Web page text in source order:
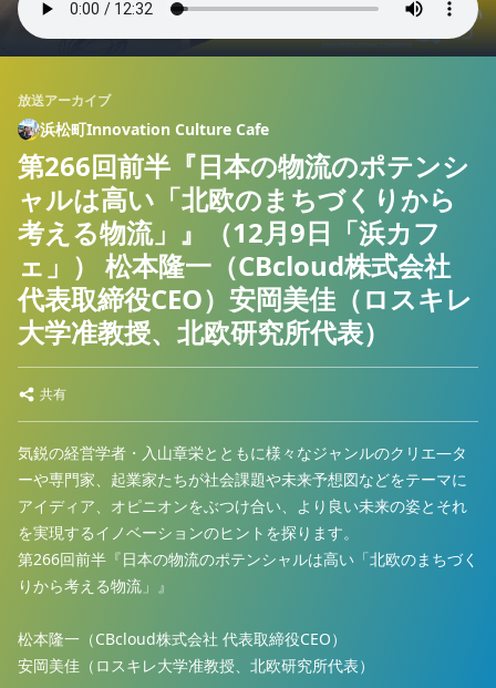
放送アーカイブ
浜松町Innovation Culture Cafe
第266回前半『日本の物流のポテンシ
ャルは高い「北欧のまちづくりから
考える物流」』（12月9日「浜カフ
ェ」） 松本隆一（CBcloud株式会社
代表取締役CEO）安岡美佳（ロスキレ
大学准教授、北欧研究所代表）
共有
気鋭の経営学者・入山章栄とともに様々なジャンルのクリエ―タ
ーや専門家、起業家たちが社会課題や未来予想図などをテーマに
アイディア、オピニオンをぶつけ合い、より良い未来の姿とそれ
を実現するイノベーションのヒントを探ります。
第266回前半『日本の物流のポテンシャルは高い「北欧のまちづく
りから考える物流」』
松本隆一（CBcloud株式会社 代表取締役CEO）
安岡美佳（ロスキレ大学准教授、北欧研究所代表）